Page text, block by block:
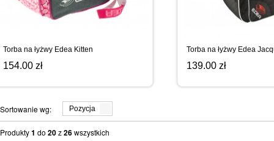
Torba na łyżwy Edea Kitten
154.00 zł
Torba na łyżwy Edea
139.00 zł
Sortowanie wg: Pozycja
Produkty1 do 20z26wszystkich